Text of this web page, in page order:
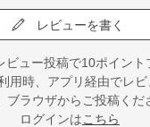
レビューを書く
ビュー投稿で10ポイント
用時、アプリ経由でレビ
ブラウザからご投稿くだ
ログインはこちら